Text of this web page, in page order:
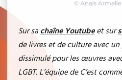
© Anaïs Armelle
Sur sachaîne Youtubeet sur
de livres et de culture avec
dissimulé pour les œuvres
LGBT. L’équipe de C’est